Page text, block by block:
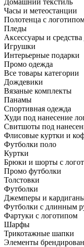
Домашний текстиль
Часы и метеостанции
Полотенца с
Пледы
Аксессуары и средства
Игрушки
Интерьерные подарки
Промо одежда
Все товары категории
Дождевики
Вязаные комплекты
Панамы
Спортивная одежда
Худи под нанесение
Свитшоты под
Флисовые куртки и
Футболки поло
Куртки
Брюки и шорты с
Промо футболки
Толстовки
Футболки
Джемперы и
Футболки с длинным
Фартуки с логотипом
Шарфы
Трикотажные шапки
Элементы